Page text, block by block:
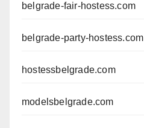
belgrade-fair-hostess.com
belgrade-party-hostess.com
hostessbelgrade.com
modelsbelgrade.com